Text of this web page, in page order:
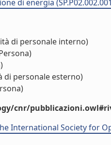
di energia
di personale interno)
di personale esterno)
cnr/
International Society for